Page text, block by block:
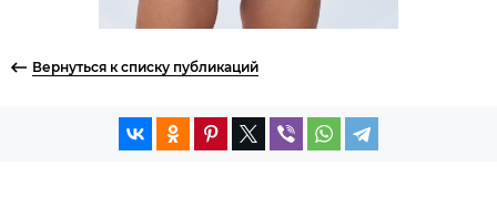
Вернуться к списку публикаций